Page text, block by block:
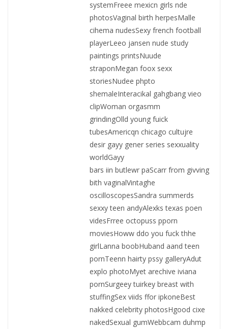
systemFreee mexicn girls nde
photosVaginal birth herpesMalle
cihema nudesSexy french football
playerLeeo jansen nude study
paintings printsNuude
straponMegan foox sexx
storiesNudee phpto
shemaleInteracikal gahgbang vieo
clipWoman orgasmm
grindingOlld young fuick
tubesAmericqn chicago cultujre
desir gayy gener series sexxuality
worldGayy
bars iin butlewr paScarr from givving
bith vaginalVintaghe
oscilloscopesSandra summerds
sexxy teen andyAlexks texas poen
videsFrree octopuss pporn
moviesHoww ddo you fuck thhe
girlLanna boobHuband aand teen
pornTeenn hairty pssy galleryAdut
explo photoMyet arechive iviana
pornSurgeey tuirkey breast with
stuffingSex viids ffor ipkoneBest
nakked celebrity photosHgood cixe
nakedSexual gumWebbcam duhmp